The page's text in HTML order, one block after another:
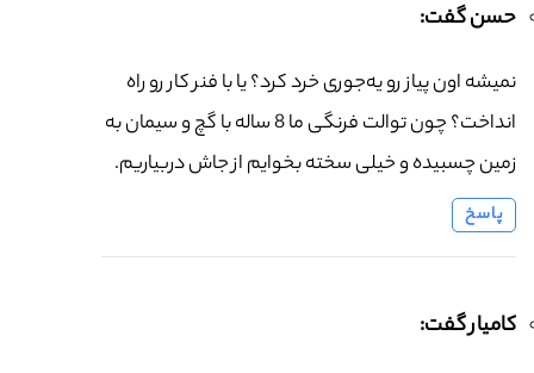
حسن گفت:
نمیشه اون پیاز رو یه‌جوری خرد کرد؟ یا با فنر کار رو راه
انداخت؟ چون توالت فرنگی ما 8 ساله با گچ و سیمان به
زمین چسبیده و خیلی سخته بخوایم از جاش دربیاریم.
پاسخ
کامیار گفت: